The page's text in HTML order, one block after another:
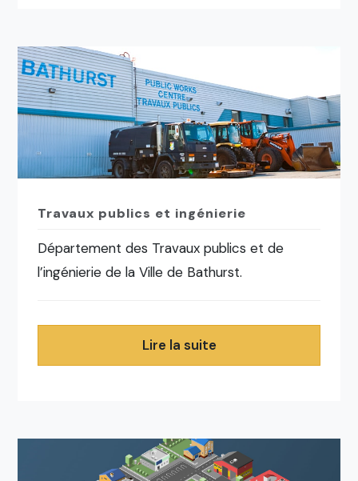
Travaux publics et ingénierie
Département des Travaux publics et de
l’ingénierie de la Ville de Bathurst.
Lire la suite